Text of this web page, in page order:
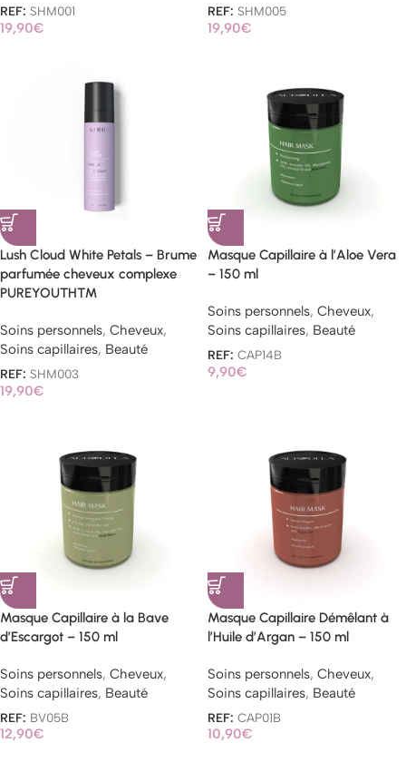
REF: SHM001
19,90€
REF: SHM005
19,90€
Lush Cloud White Petals – Brume
parfumée cheveux complexe
PUREYOUTH™
Soins personnels, Cheveux,
Soins capillaires, Beauté
REF: SHM003
19,90€
Masque Capillaire à l’Aloe Vera
– 150 ml
Soins personnels, Cheveux,
Soins capillaires, Beauté
REF: CAP14B
9,90€
Masque Capillaire à la Bave
d’Escargot – 150 ml
Soins personnels, Cheveux,
Soins capillaires, Beauté
REF: BV05B
12,90€
Masque Capillaire Démêlant à
l’Huile d’Argan – 150 ml
Soins personnels, Cheveux,
Soins capillaires, Beauté
REF: CAP01B
10,90€